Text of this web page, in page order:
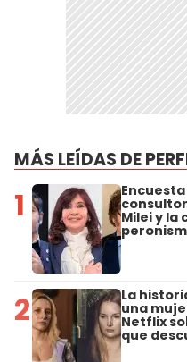
MÁS LEÍDAS DE
1 Milei y la
2 La
una
Netflix
que